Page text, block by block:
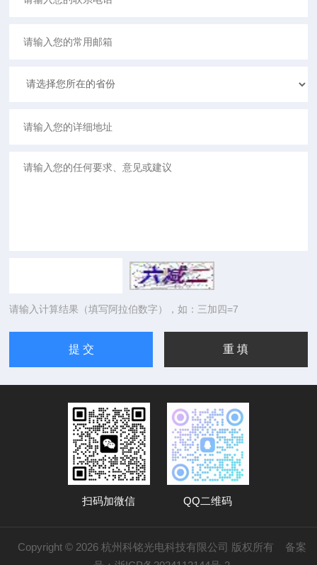
请输入计算结果（填写阿拉伯数字），如：三加四=7
扫码加微信 QQ二维码
Copyright © 2026 杭州科铭光电科技有限公司 版权所有 备案